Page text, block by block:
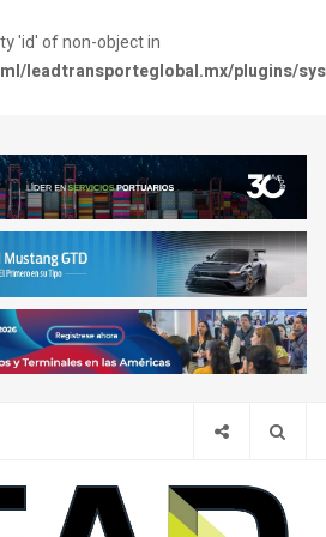
'id' of non-object in
leadtransporteglobal.mx/plugins/